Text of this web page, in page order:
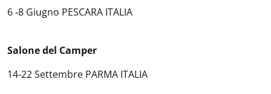
6 ‐8 Giugno PESCARA ITALIA
Salone del Camper
14‐22 Settembre PARMA ITALIA